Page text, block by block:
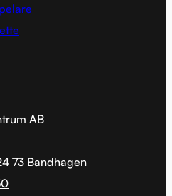
AB
73 Bandhagen